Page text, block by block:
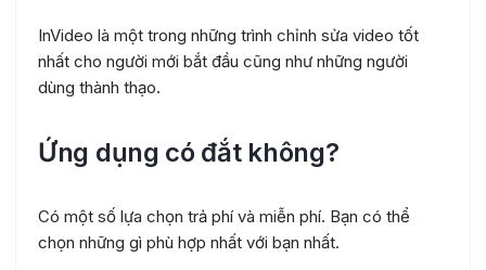
InVideo là một trong những trình chỉnh sửa video tốt
nhất cho người mới bắt đầu cũng như những người
dùng thành thạo.
Ứng dụng có đắt không?
Có một số lựa chọn trả phí và miễn phí. Bạn có thể
chọn những gì phù hợp nhất với bạn nhất.